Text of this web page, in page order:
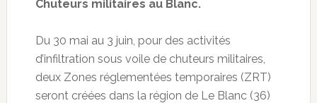
Chuteurs militaires au Blanc.
Du 30 mai au 3 juin, pour des activités
d’infiltration sous voile de chuteurs militaires,
deux Zones réglementées temporaires (ZRT)
seront créées dans la région de Le Blanc (36)